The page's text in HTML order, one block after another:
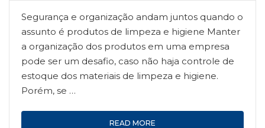
Segurança e organização andam juntos quando o
assunto é produtos de limpeza e higiene Manter
a organização dos produtos em uma empresa
pode ser um desafio, caso não haja controle de
estoque dos materiais de limpeza e higiene.
Porém, se …
READ MORE